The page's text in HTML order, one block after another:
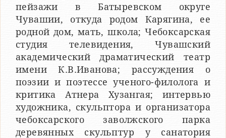
пейзажи в Батыревском округе
Чувашии, откуда родом Карягина, ее
родной дом, мать, школа; Чебоксарская
студия телевидения, Чувашский
академический драматический театр
имени К.В.Иванова; рассуждения о
поэзии и поэтессе ученого-филолога и
критика Атнера Хузангая; интервью
художника, скульптора и организатора
чебоксарского заволжского парка
деревянных скульптур у санатория